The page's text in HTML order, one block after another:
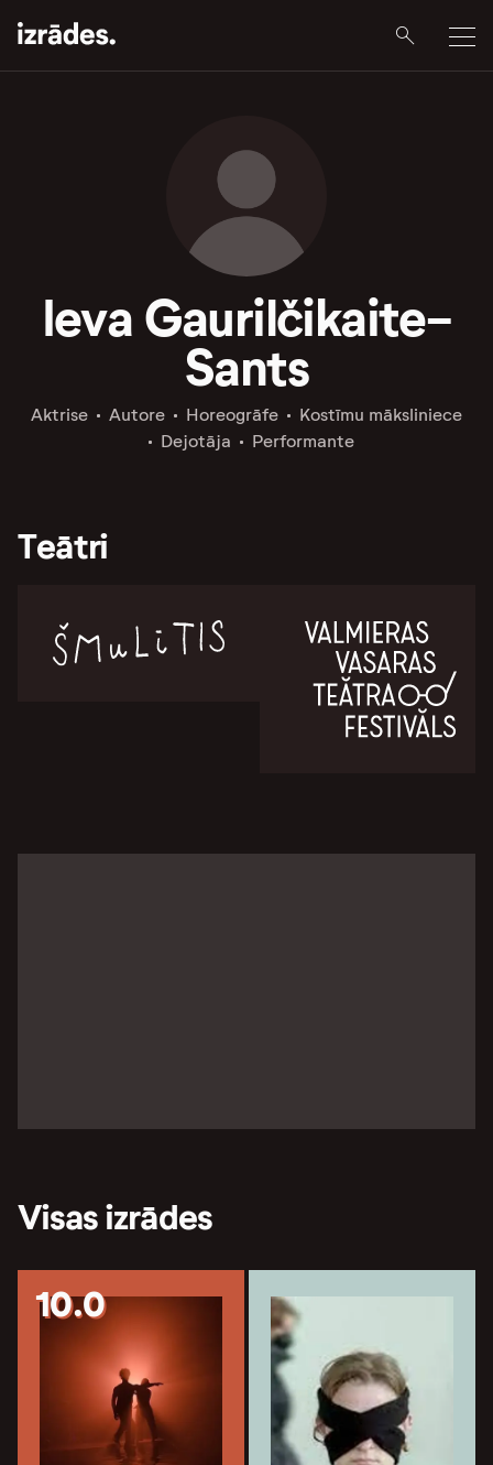
Ieva Gaurilčikaite-
Sants
Aktrise Autore Horeogrāfe
Kostīmu māksliniece
Dejotāja
Performante
Teātri
Visas izrādes
10.0